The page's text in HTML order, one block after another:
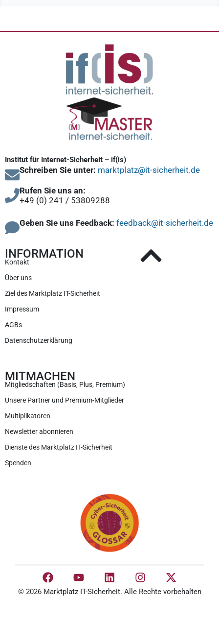
Institut für Internet-Sicherheit – if(is)
Schreiben Sie unter: marktplatz@it-sicherheit.de
Rufen Sie uns an:
+49 (0) 241 / 53809288
Geben Sie uns Feedback: feedback@it-sicherheit.de
INFORMATION
Kontakt
Über uns
Ziel des Marktplatz IT-Sicherheit
Impressum
AGBs
Datenschutzerklärung
MITMACHEN
Mitgliedschaften (Basis, Plus, Premium)
Unsere Partner und Premium-Mitglieder
Multiplikatoren
Newsletter abonnieren
Dienste des Marktplatz IT-Sicherheit
Spenden
© 2026 Marktplatz IT-Sicherheit. Alle Rechte vorbehalten